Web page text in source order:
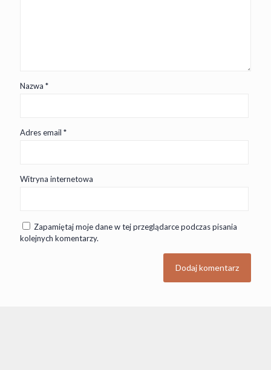
Nazwa *
Adres email *
Witryna internetowa
Zapamiętaj moje dane w tej przeglądarce podczas pisania
kolejnych komentarzy.